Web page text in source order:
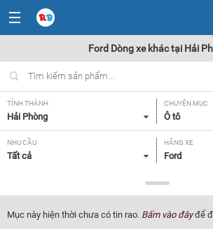
Ford Dòng xe khác tại Hải
TỈNH THÀNH
Hải Phòng
CHUYÊN MỤC
Ô tô
NHU CẦU
Tất cả
HÃNG XE
Ford
Dòng xe khác
NĂM SẢN XUẤT
Tất cả
GIÁ XE XUẤT XỨ
Mục này hiện thời chưa có tin rao. Bấm vào đâyđể